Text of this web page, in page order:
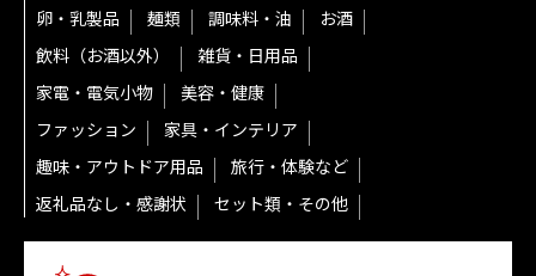
卵・乳製品
麺類 調味料・油
お酒
飲料（お酒以外）
雑貨・日用品
家電・電気小物
美容・健康
ファッション
家具・インテリア
趣味・アウトドア用品
旅行・体験など
返礼品なし・感謝状
セット類・その他